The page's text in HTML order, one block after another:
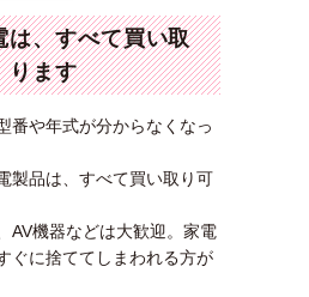
は、すべて買い取
ります
番や年式が分からなくなっ
製品は、すべて買い取り可
AV機器などは大歓迎。家電
ぐに捨ててしまわれる方が